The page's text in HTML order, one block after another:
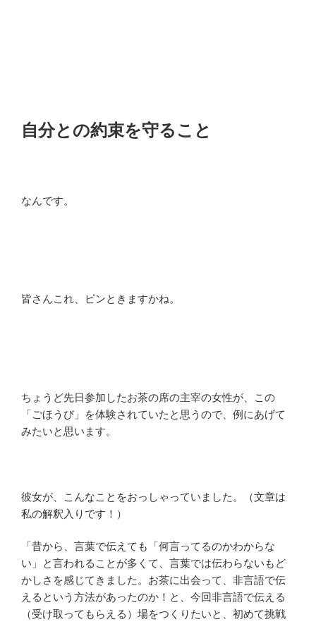
自分との約束を守ること
なんです。
皆さんこれ、ピンときますかね。
ちょうど先日参加したお茶の席の主宰の女性が、この
「ごほうび」を体験されていたと思うので、例にあげて
みたいと思います。
彼女が、こんなことをおっしゃっていました。（文章は
私の解釈入りです！）
「昔から、言葉で伝えても「何言ってるのかわからな
い」と言われることが多くて、言葉では伝わらないもど
かしさを感じてきました。お茶に出会って、非言語で伝
えるという方法があったのか！と、今回非言語で伝える
（受け取ってもらえる）場をつくりたいと、初めて挑戦